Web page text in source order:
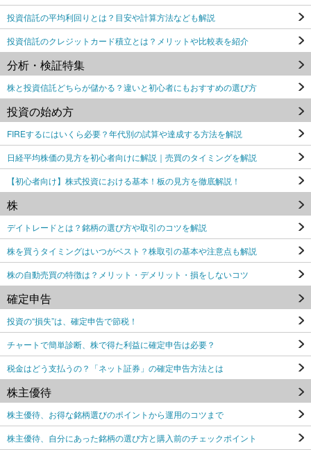
投資信託の平均利回りとは？目安や計算方法なども解説
投資信託のクレジットカード積立とは？メリットや比較表を紹介
分析・検証特集
株と投資信託どちらが儲かる？違いと初心者にもおすすめの選び方
投資の始め方
FIREするにはいくら必要？年代別の試算や達成する方法を解説
日経平均株価の見方を初心者向けに解説｜売買のタイミングを解説
【初心者向け】株式投資における基本！板の見方を徹底解説！
株
デイトレードとは？銘柄の選び方や取引のコツを解説
株を買うタイミングはいつがベスト？株取引の基本や注意点も解説
株の自動売買の特徴は？メリット・デメリット・損をしないコツ
確定申告
投資の“損失”は、確定申告で節税！
チャートで簡単診断、株で得た利益に確定申告は必要？
税金はどう支払うの？「ネット証券」の確定申告方法とは
株主優待
株主優待、お得な銘柄選びのポイントから運用のコツまで
株主優待、自分にあった銘柄の選び方と購入前のチェックポイント